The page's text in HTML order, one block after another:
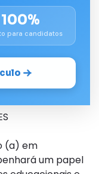
100%
para candidatos
(a) em
um papel